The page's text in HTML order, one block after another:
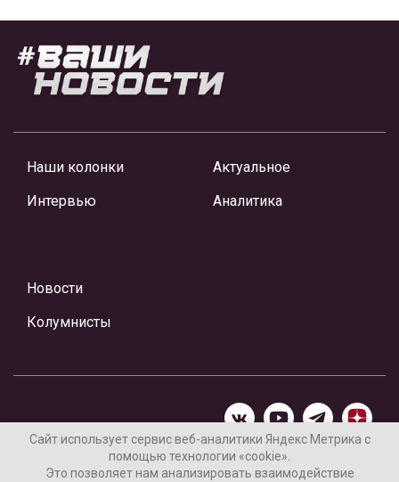
Наши колонки
Интервью
Актуальное
Аналитика
Новости
Колумнисты
Материалы предоставлены редакцией Интернет-газеты
Сайт использует сервис веб-аналитики Яндекс Метрика с
помощью технологии «cookie».
Это позволяет нам анализировать взаимодействие